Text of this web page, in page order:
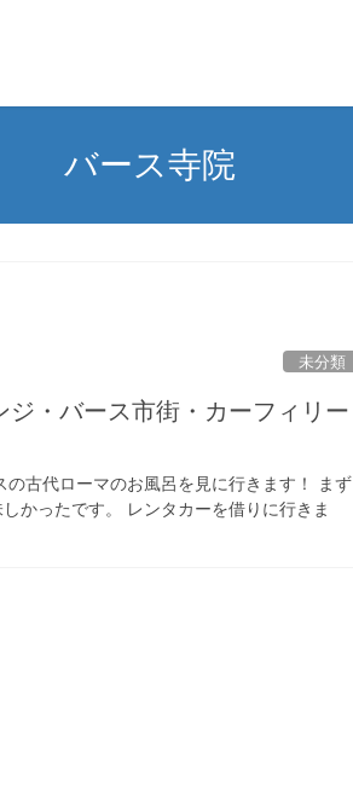
バース寺院
未分類
・バース市街・カーフィリー
の古代ローマのお風呂を見に行きます！ まず
かったです。 レンタカーを借りに行きま